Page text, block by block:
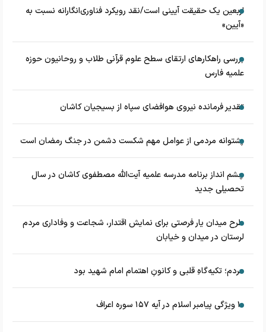
اربعین یک حقیقت آیینی است/نقد رویکرد فناوری‌انگارانه نسبت به
«آیین»
بررسی راهکارهای ارتقای سطح علوم قرآنی طلاب و روحانیون حوزه
علمیه فارس
تقدیر فرمانده نیروی هوافضای سپاه از بسیجیان کاشان
پشتوانه مردمی از عوامل مهم شکست دشمن در جنگ رمضان است
چشم‌ انداز برنامه مدرسه علمیه آیت‌الله مصطفوی کاشان در سال
تحصیلی جدید
طرح میدان یار فرصتی برای نمایش اقتدار، شجاعت و وفاداری مردم
لرستان در میدان و خیابان
مردم؛ تکیه‌گاهِ قلبی و کانونِ اهتمام امام شهید بود
۱۰ ویژگی پیامبر اسلام در آیه ۱۵۷ سوره اعراف